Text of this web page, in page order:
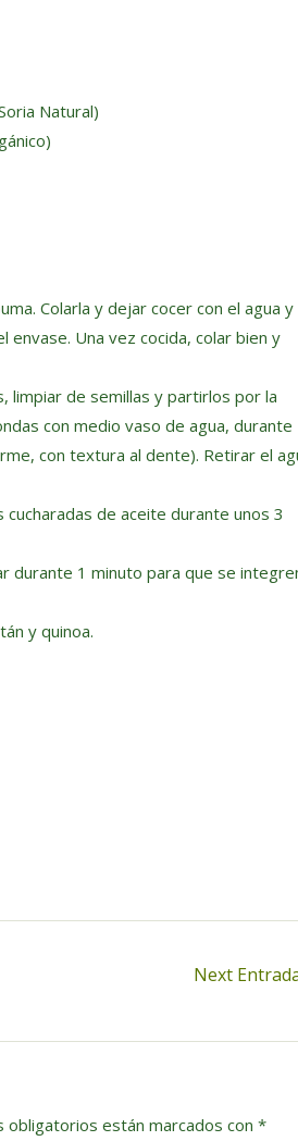
Natural)
Colarla y dejar cocer con el agua y
envase. Una vez cocida, colar bien y
limpiar de semillas y partirlos por la
con medio vaso de agua, durante
con textura al dente). Retirar el
de aceite durante unos 3
durante 1 minuto para que se
y quinoa.
Next
obligatorios están marcados con *